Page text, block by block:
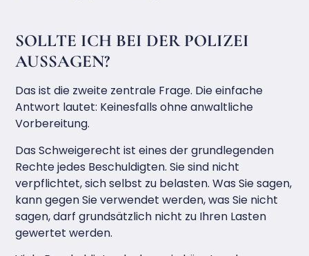
SOLLTE ICH BEI DER POLIZEI
AUSSAGEN?
Das ist die zweite zentrale Frage. Die einfache
Antwort lautet: Keinesfalls ohne anwaltliche
Vorbereitung.
Das Schweigerecht ist eines der grundlegenden
Rechte jedes Beschuldigten. Sie sind nicht
verpflichtet, sich selbst zu belasten. Was Sie sagen,
kann gegen Sie verwendet werden, was Sie nicht
sagen, darf grundsätzlich nicht zu Ihren Lasten
gewertet werden.